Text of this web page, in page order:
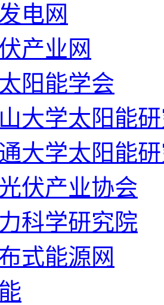
电网
产业网
阳能学会
大学太阳能
通大学太阳能
伏产业协会
科学研究院
式能源网